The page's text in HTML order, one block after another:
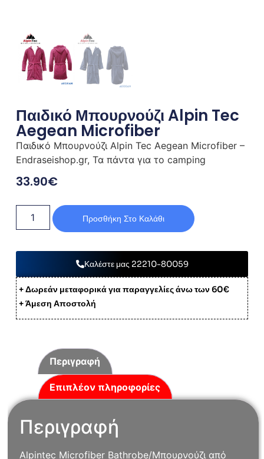
Παιδικό Μπουρνούζι Alpin Tec
Aegean Microfiber
Παιδικό Μπουρνούζι Alpin Tec Aegean Microfiber –
Endraseishop.gr, Τα πάντα για το camping
33.90€
Προσθήκη Στο Καλάθι
Καλέστε μας 22210-80059
+ Δωρεάν μεταφορικά για παραγγελίες άνω των 60€
+ Άμεση Αποστολή
Περιγραφή
Επιπλέον πληροφορίες
Περιγραφή
Alpintec Microfiber Bathrobe/Μπουρνούζι από